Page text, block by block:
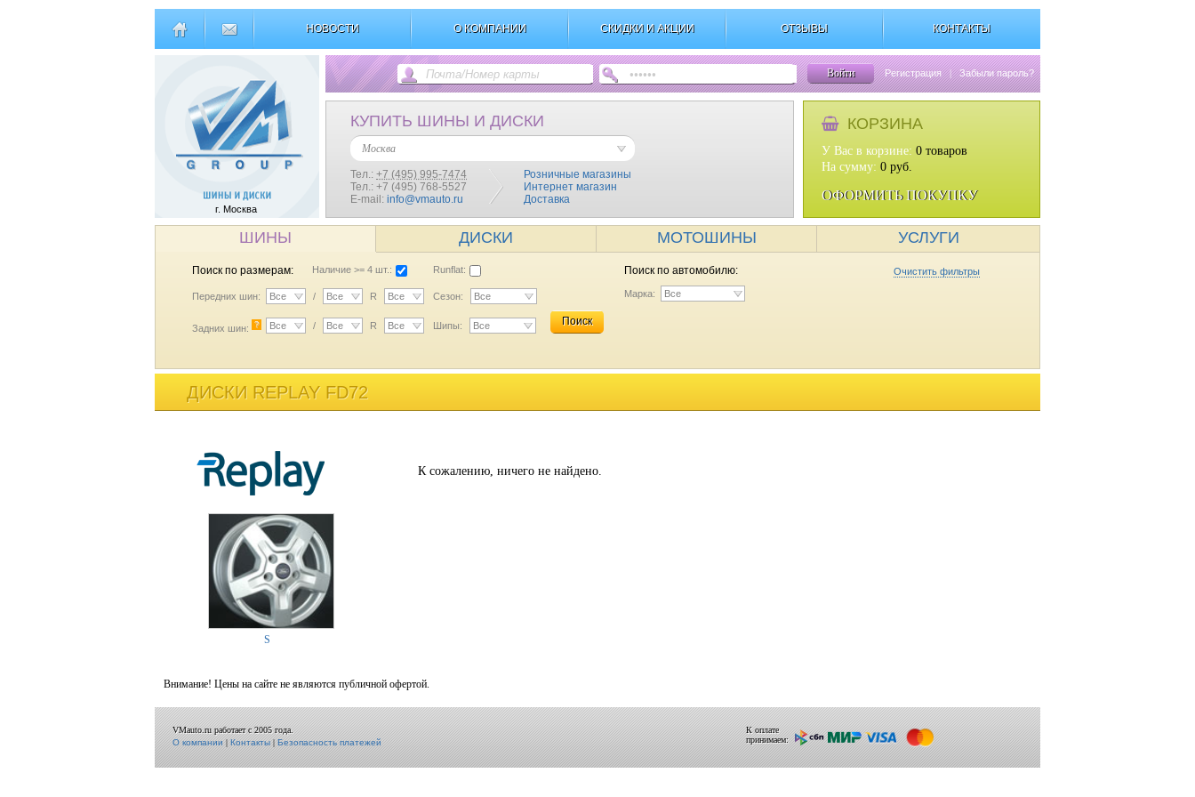
НОВОСТИ О КОМПАНИИ СКИДКИ И АКЦИИ ОТЗЫВЫ КОНТАКТЫ
г. Москва
Войти Регистрация | Забыли пароль?
КУПИТЬ ШИНЫ И ДИСКИ
Москва
Тел.: +7 (495) 995-7474
Тел.: +7 (495) 768-5527
E-mail: info@vmauto.ru
Розничные магазины
Интернет магазин
Доставка
КОРЗИНА
У Вас в корзине: 0 товаров
На сумму: 0 руб.
ОФОРМИТЬ ПОКУПКУ
ШИНЫ ДИСКИ МОТОШИНЫ УСЛУГИ
Поиск по размерам: Наличие >= 4 шт.: Runflat:
Передних шин: Все / Все R Все Сезон: Все
Задних шин: ? Все / Все R Все Шипы: Все Поиск
Поиск по автомобилю: Очистить фильтры
Марка: Все
ДИСКИ REPLAY FD72
S
К сожалению, ничего не найдено.
Внимание! Цены на сайте не являются публичной офертой.
VMauto.ru работает с 2005 года.
О компании|Контакты|Безопасность платежей
К оплате
принимаем: